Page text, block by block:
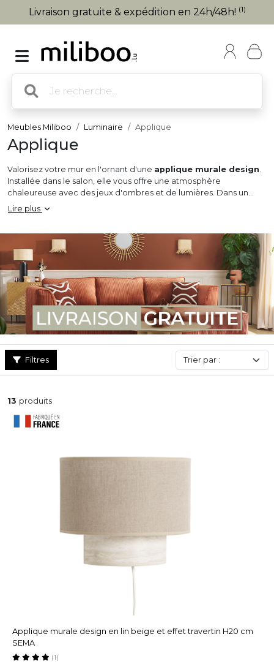
Livraison gratuite & expédition en 24h/48h! (1)
Meubles Miliboo Luminaire Applique
Applique
Valorisez votre mur en l'ornant d'une applique murale design.
Installée dans le salon, elle vous offre une atmosphère
chaleureuse avec des jeux d'ombres et de lumières. Dans un
couloir, l'
rendant plus lumineux. Fixé au mur de votre chambre, ce
assure un gain de place. Du style industriel en métal au style
scandinave en bois : illuminez votre quotidien au gré de vos
envies.
Lire plus
Filtres
13 produits
Applique murale design en lin beige et effet travertin H20 cm
SEMA
(1)